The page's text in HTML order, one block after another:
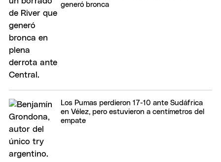
generó bronca
Los Pumas perdieron 17-10 ante Sudáfrica
en Vélez, pero estuvieron a centímetros del
empate